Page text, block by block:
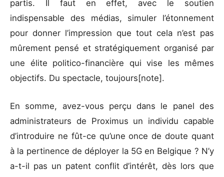
partis. Il faut en effet, avec le soutien
indispensable des médias, simuler l’étonnement
pour donner l’impression que tout cela n’est pas
mûrement pensé et stratégiquement organisé par
une élite politico-financière qui vise les mêmes
objectifs. Du spectacle, toujours[note].
En somme, avez-vous perçu dans le panel des
administrateurs de Proximus un individu capable
d’introduire ne fût-ce qu’une once de doute quant
à la pertinence de déployer la 5G en Belgique ? N’y
a-t-il pas un patent conflit d’intérêt, dès lors que